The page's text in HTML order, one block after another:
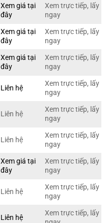
Xem giá tại
đây
Xem trực tiếp, lấy
ngay
Xem giá tại
đây
Xem trực tiếp, lấy
ngay
Xem giá tại
đây
Xem trực tiếp, lấy
ngay
Liên hệ
Xem trực tiếp, lấy
ngay
Liên hệ
Xem trực tiếp, lấy
ngay
Liên hệ
Xem trực tiếp, lấy
ngay
Xem giá tại
đây
Xem trực tiếp, lấy
ngay
Liên hệ
Xem trực tiếp, lấy
ngay
Liên hệ
Xem trực tiếp, lấy